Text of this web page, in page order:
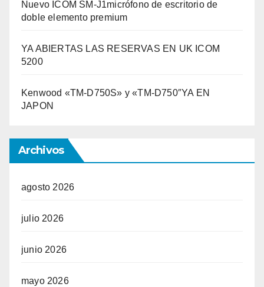
Nuevo ICOM SM-J1micrófono de escritorio de
doble elemento premium
YA ABIERTAS LAS RESERVAS EN UK ICOM
5200
Kenwood «TM-D750S» y «TM-D750″YA EN
JAPON
Archivos
agosto 2026
julio 2026
junio 2026
mayo 2026